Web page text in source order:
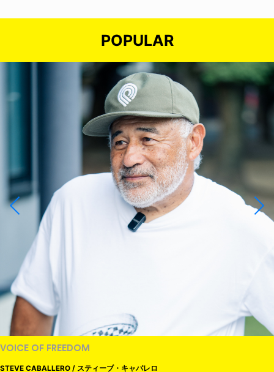
POPULAR
VOICE OF FREEDOM
STEVE CABALLERO / スティーブ・キャバレロ